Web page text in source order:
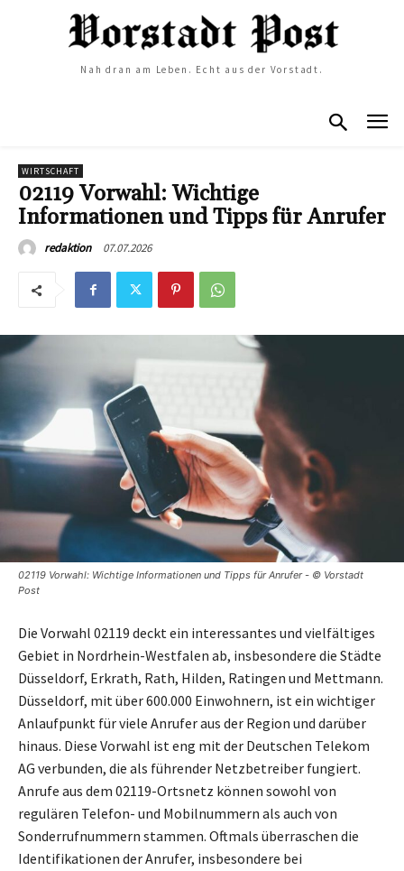
Nah dran am Leben. Echt aus der Vorstadt.
WIRTSCHAFT
02119 Vorwahl: Wichtige
Informationen und Tipps für Anrufer
redaktion 07.07.2026
02119 Vorwahl: Wichtige Informationen und Tipps für Anrufer - © Vorstadt
Post
Die Vorwahl 02119 deckt ein interessantes und vielfältiges
Gebiet in Nordrhein-Westfalen ab, insbesondere die Städte
Düsseldorf, Erkrath, Rath, Hilden, Ratingen und Mettmann.
Düsseldorf, mit über 600.000 Einwohnern, ist ein wichtiger
Anlaufpunkt für viele Anrufer aus der Region und darüber
hinaus. Diese Vorwahl ist eng mit der Deutschen Telekom
AG verbunden, die als führender Netzbetreiber fungiert.
Anrufe aus dem 02119-Ortsnetz können sowohl von
regulären Telefon- und Mobilnummern als auch von
Sonderrufnummern stammen. Oftmals überraschen die
Identifikationen der Anrufer, insbesondere bei